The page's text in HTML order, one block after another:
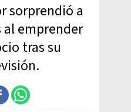
sorprendió a
al emprender
tras su